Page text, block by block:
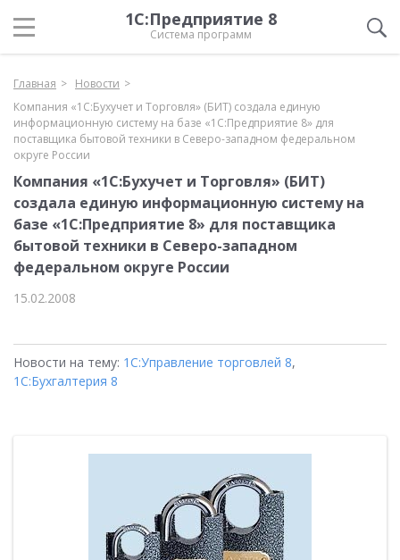
1С:Предприятие 8
Система программ
Главная
Новости
Компания «1С:Бухучет и Торговля» (БИТ) создала единую
информационную систему на базе «1С:Предприятие 8» для
поставщика бытовой техники в Северо-западном федеральном
округе России
Компания «1С:Бухучет и Торговля» (БИТ)
создала единую информационную систему на
базе «1С:Предприятие 8» для поставщика
бытовой техники в Северо-западном
федеральном округе России
15.02.2008
Новости на тему: 1С:Управление торговлей 8,
1С:Бухгалтерия 8